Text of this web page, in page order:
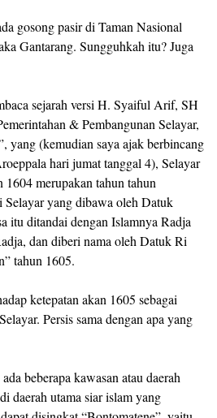
gosong pasir di Taman Nasional
Gantarang. Sungguhkah itu? Juga
sejarah versi H. Syaiful Arif, SH
& Pembangunan Selayar,
yang (kemudian saya ajak berbincang
hari jumat tanggal 4), Selayar
1604 merupakan tahun tahun
yang dibawa oleh Datuk
itu ditandai dengan Islamnya Radja
dan diberi nama oleh Datuk Ri
tahun 1605.
ketepatan akan 1605 sebagai
Persis sama dengan apa yang
beberapa kawasan atau daerah
daerah utama siar islam yang